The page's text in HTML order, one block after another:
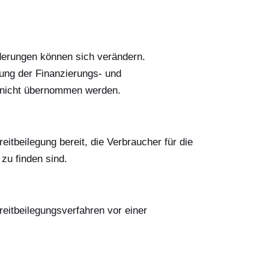
können sich verändern.
der Finanzierungs- und
übernommen werden.
bereit, die Verbraucher für die
finden sind.
vor einer